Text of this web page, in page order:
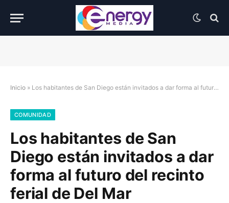
Inicio » Los habitantes de San Diego están invitados a dar forma al futuro del recinto ferial de Del Mar
COMUNIDAD
Los habitantes de San
Diego están invitados a dar
forma al futuro del recinto
ferial de Del Mar